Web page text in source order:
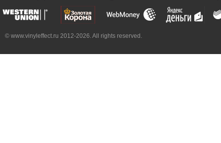
© www.vinyleffect.ru 2012-2026. All rights reserved.